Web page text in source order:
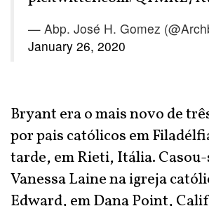
— Abp. José H. Gomez
January 26, 2020
Bryant era o mais novo de
por pais católicos em
tarde, em Rieti, Itália.
Vanessa Laine na igreja
Edward, em Dana Point,